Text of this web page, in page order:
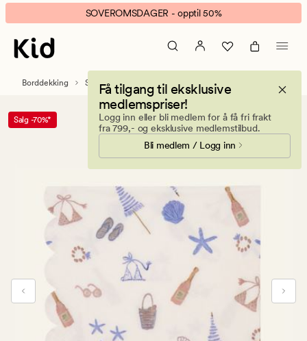
Beach
life
papirservietter
multi
banner.
Klikk
ESCAPE
pause.
SOVEROMSDAGER - opptil 50%
Få tilgang til eksklusive
medlemspriser!
Logg inn eller bli medlem for å få fri frakt
fra 799,- og eksklusive medlemstilbud.
Bli medlem / Logg inn
Borddekking Servietter Papirservietter
Salg -70%*